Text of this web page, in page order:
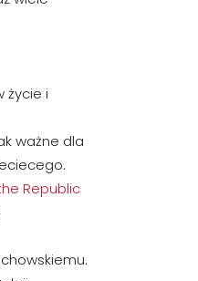
życie i
ważne dla
Republic